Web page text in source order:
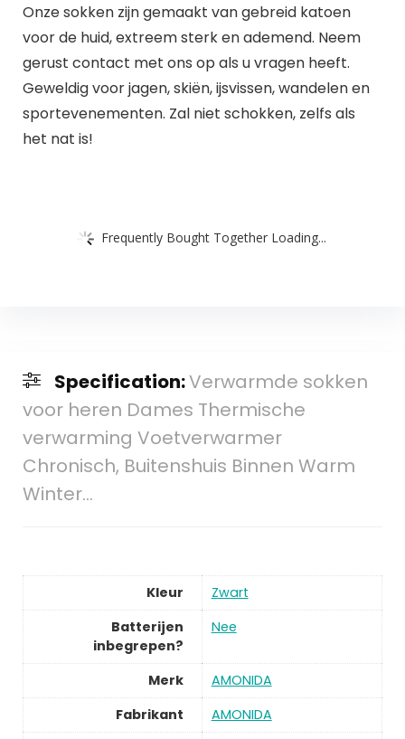
Onze sokken zijn gemaakt van gebreid katoen
voor de huid, extreem sterk en ademend. Neem
gerust contact met ons op als u vragen heeft.
Geweldig voor jagen, skiën, ijsvissen, wandelen en
sportevenementen. Zal niet schokken, zelfs als
het nat is!
Frequently Bought Together Loading...
Specification:Verwarmde sokken
voor heren Dames Thermische
verwarming Voetverwarmer
Chronisch, Buitenshuis Binnen Warm
Winter…
Kleur
Zwart
Batterijen
inbegrepen?
Nee
Merk
AMONIDA
Fabrikant
AMONIDA